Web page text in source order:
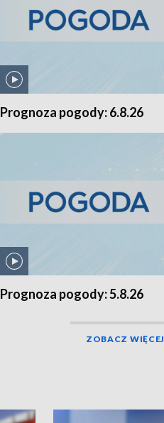
Prognoza pogody: 6.8.26
Prognoza pogody: 5.8.26
ZOBACZ WIĘCEJ